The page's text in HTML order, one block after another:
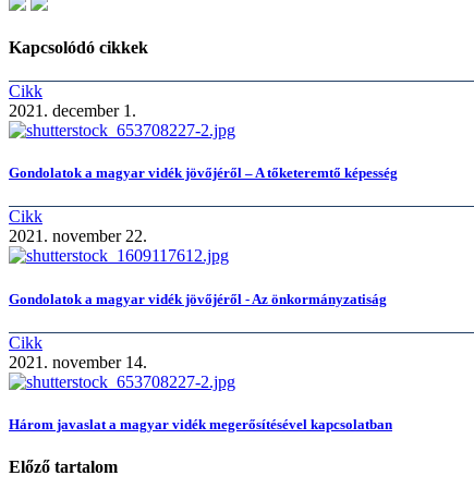
Kapcsolódó cikkek
Cikk
2021. december 1.
Gondolatok a magyar vidék jövőjéről – A tőketeremtő képesség
Cikk
2021. november 22.
Gondolatok a magyar vidék jövőjéről - Az önkormányzatiság
Cikk
2021. november 14.
Három javaslat a magyar vidék megerősítésével kapcsolatban
Előző tartalom